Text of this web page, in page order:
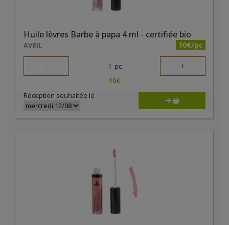
Huile lèvres Barbe à papa 4 ml - certifiée bio
AVRIL 10€/pc
- 1 pc +
10€
Réception souhaitée le